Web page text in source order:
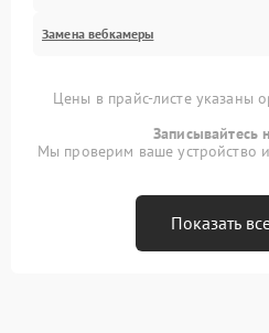
Замена вебкамеры
Цены в прайс-листе указаны
Записывайтесь
Мы проверим ваше устройство
Показать